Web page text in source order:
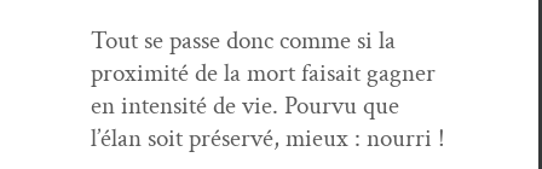
Tout se passe donc comme si la
prox­im­ité de la mort fai­sait gag­n­er
en inten­sité de vie. Pourvu que
l’élan soit préservé, mieux : nourri !